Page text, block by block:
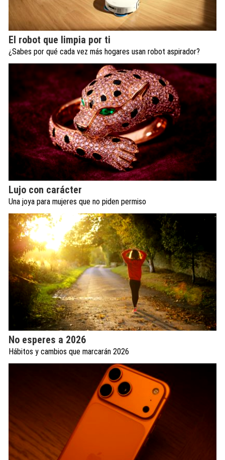
El robot que limpia por ti
¿Sabes por qué cada vez más hogares usan robot aspirador?
Lujo con carácter
Una joya para mujeres que no piden permiso
No esperes a 2026
Hábitos y cambios que marcarán 2026